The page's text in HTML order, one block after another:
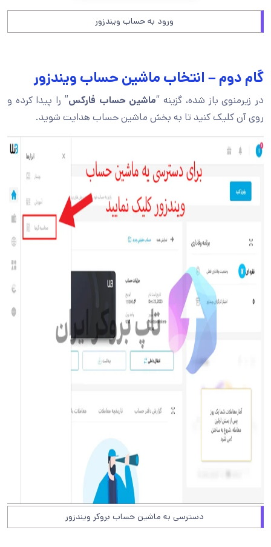
ورود به حساب ویندزور
گام دوم – انتخاب ماشین حساب ویندزور
در زیرمنوی باز شده، گزینه “ماشین حساب فارکس” را پیدا کرده و
روی آن کلیک کنید تا به بخش ماشین حساب هدایت شوید.
دسترسی به ماشین حساب بروکر ویندزور